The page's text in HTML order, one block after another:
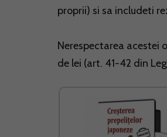
proprii) si sa includeti
Nerespectarea acestei
de lei (art. 41-42 din